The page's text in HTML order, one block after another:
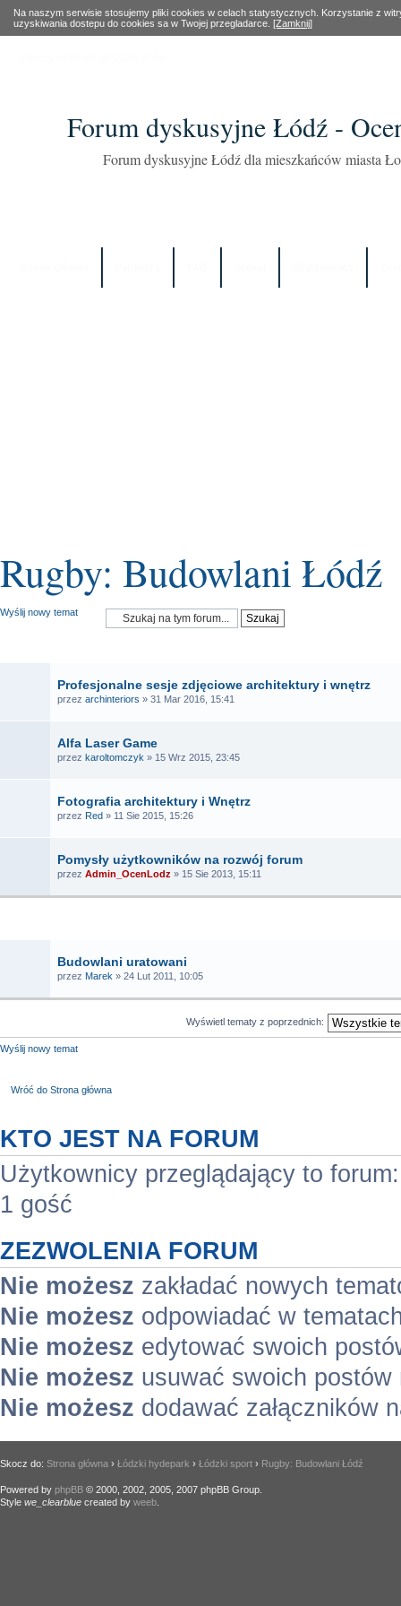
Na naszym serwisie stosujemy pliki cookies w celach statystycznych. Korzystanie z
uzyskiwania dostepu do cookies sa w Twojej przegladarce. [Zamknij]
Forum dyskusyjne Łódź -
Forum dyskusyjne Łódź dla mieszkańców miasta
Rugby: Budowlani Łódź
Wyślij nowy temat
Profesjonalne sesje zdjęciowe architektury i wnętrz
przez archinteriors » 31 Mar 2016, 15:41
Alfa Laser Game
przez karoltomczyk » 15 Wrz 2015, 23:45
Fotografia architektury i Wnętrz
przez Red » 11 Sie 2015, 15:26
Pomysły użytkowników na rozwój forum
przez Admin_OcenLodz » 15 Sie 2013, 15:11
Budowlani uratowani
przez Marek » 24 Lut 2011, 10:05
Wyświetl tematy z poprzednich:
Wyślij nowy temat
Wróć do Strona główna
KTO JEST NA FORUM
Użytkownicy przeglądający to
1 gość
ZEZWOLENIA FORUM
Nie możesz zakładać nowych
Nie możesz odpowiadać w
Nie możesz edytować swoich
Nie możesz usuwać swoich postów
Nie możesz dodawać załączników
Skocz do: Strona główna › Łódzki hydepark › Łódzki sport › Rugby: Budowlani Łódź
Powered by phpBB © 2000, 2002, 2005, 2007 phpBB Group.
Style we_clearblue created by weeb